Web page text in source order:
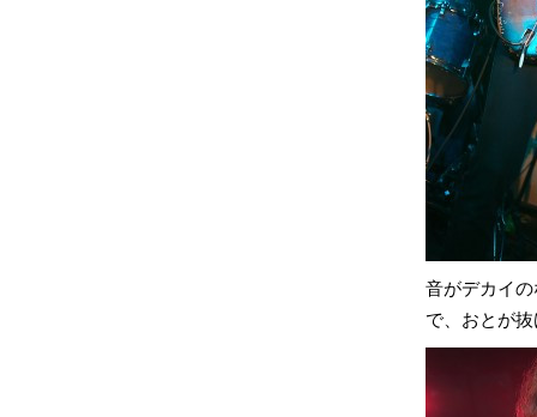
音がデカイ
で、おとが